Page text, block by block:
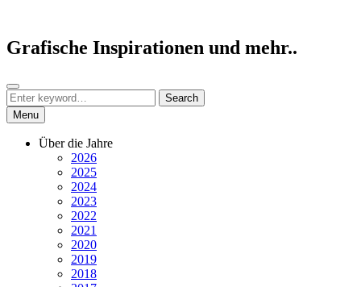
content
Grafische Inspirationen und mehr..
Search
Search
for:
Search
Menu
Über die Jahre
2026
2025
2024
2023
2022
2021
2020
2019
2018